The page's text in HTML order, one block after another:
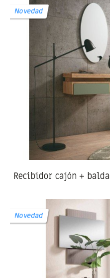
Recibidor cajón + balda
Novedad
Novedad